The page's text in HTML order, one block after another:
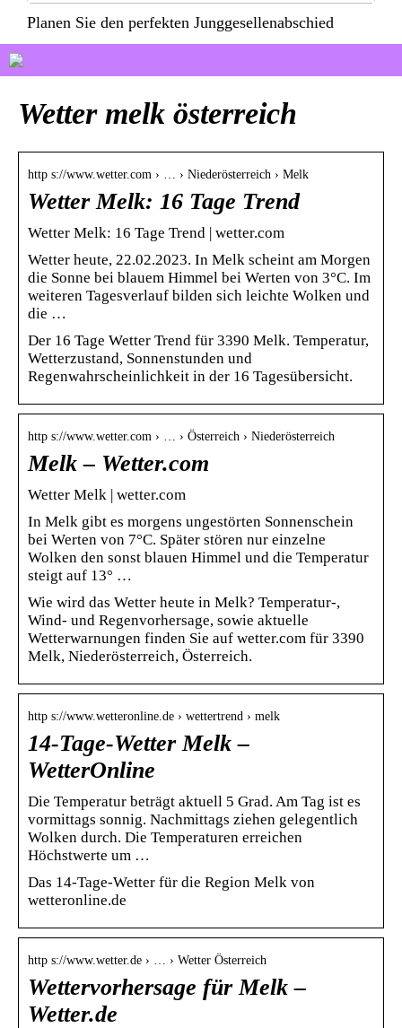
Planen Sie den perfekten Junggesellenabschied
Wetter melk österreich
http s://www.wetter.com › … › Niederösterreich › Melk
Wetter Melk: 16 Tage Trend
Wetter Melk: 16 Tage Trend | wetter.com
Wetter heute, 22.02.2023. In Melk scheint am Morgen
die Sonne bei blauem Himmel bei Werten von 3°C. Im
weiteren Tagesverlauf bilden sich leichte Wolken und
die …
Der 16 Tage Wetter Trend für 3390 Melk. Temperatur,
Wetterzustand, Sonnenstunden und
Regenwahrscheinlichkeit in der 16 Tagesübersicht.
http s://www.wetter.com › … › Österreich › Niederösterreich
Melk – Wetter.com
Wetter Melk | wetter.com
In Melk gibt es morgens ungestörten Sonnenschein
bei Werten von 7°C. Später stören nur einzelne
Wolken den sonst blauen Himmel und die Temperatur
steigt auf 13° …
Wie wird das Wetter heute in Melk? Temperatur-,
Wind- und Regenvorhersage, sowie aktuelle
Wetterwarnungen finden Sie auf wetter.com für 3390
Melk, Niederösterreich, Österreich.
http s://www.wetteronline.de › wettertrend › melk
14-Tage-Wetter Melk –
WetterOnline
Die Temperatur beträgt aktuell 5 Grad. Am Tag ist es
vormittags sonnig. Nachmittags ziehen gelegentlich
Wolken durch. Die Temperaturen erreichen
Höchstwerte um …
Das 14-Tage-Wetter für die Region Melk von
wetteronline.de
http s://www.wetter.de › … › Wetter Österreich
Wettervorhersage für Melk –
Wetter.de